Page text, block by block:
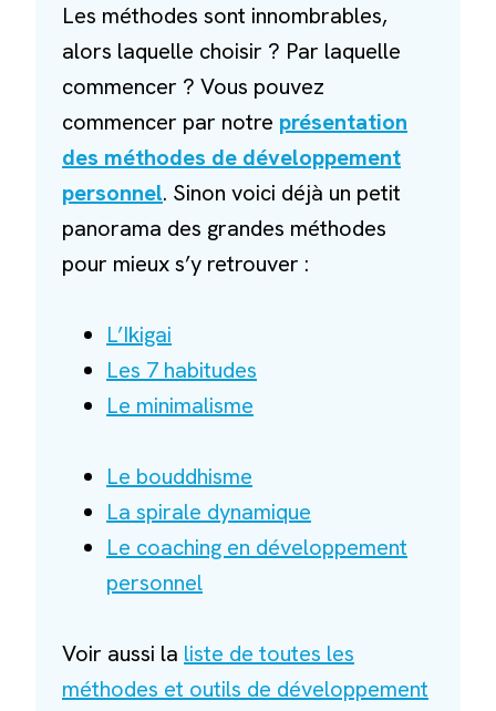
Les méthodes sont innombrables,
alors laquelle choisir ? Par laquelle
commencer ? Vous pouvez
commencer par notre présentation
des méthodes de développement
personnel. Sinon voici déjà un petit
panorama des grandes méthodes
pour mieux s’y retrouver :
L’Ikigai
Les 7 habitudes
Le minimalisme
Le bouddhisme
La spirale dynamique
Le coaching en développement
personnel
Voir aussi la liste de toutes les
méthodes et outils de développement